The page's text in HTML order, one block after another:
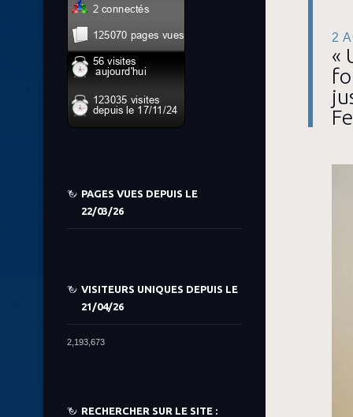
2
«
PAGES VUES DEPUIS LE
22/03/26
VISITEURS UNIQUES DEPUIS LE
21/04/26
2,193,673
RECHERCHER SUR LE SITE :